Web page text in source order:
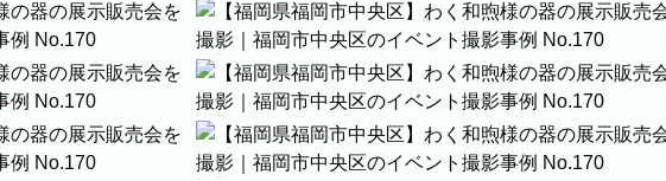
・会社 プロフィール 料理 ECサイト商品 イベント
時間いつでもご利用いただけます。